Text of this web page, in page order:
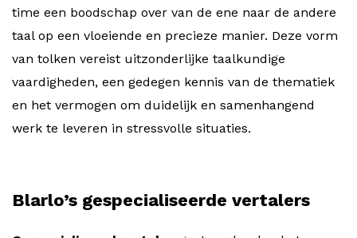
time een boodschap over van de ene naar de andere
taal op een vloeiende en precieze manier. Deze vorm
van tolken vereist uitzonderlijke taalkundige
vaardigheden, een gedegen kennis van de thematiek
en het vermogen om duidelijk en samenhangend
werk te leveren in stressvolle situaties.
Blarlo’s gespecialiseerde vertalers